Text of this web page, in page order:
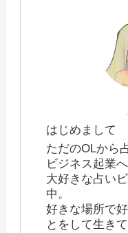
はじめまして
ただのOLから
ビジネス起業へ
大好きな占い
中。
好きな場所で
とをして生きて